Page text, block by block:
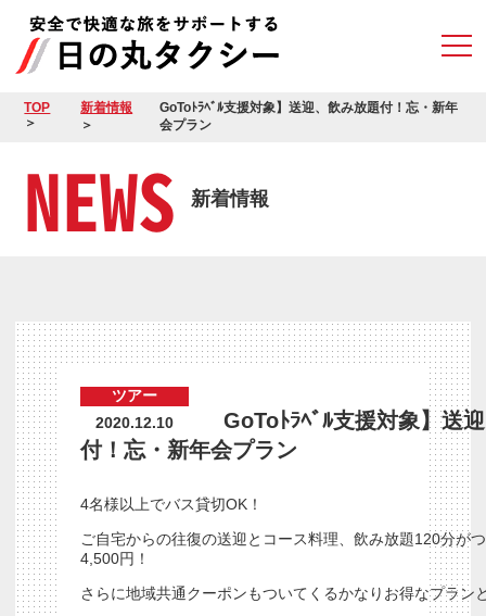
TOP 新着情報
GoToﾄﾗﾍﾞﾙ支援対象】送迎、飲み放題付！忘・新年
会プラン
NEWS 新着情報
ツアー
2020.12.10
GoToﾄﾗﾍﾞﾙ支援対象】送
付！忘・新年会プラン
4名様以上でバス貸切OK！
ご自宅からの往復の送迎とコース料理、飲み放題120分が
4,500円！
さらに地域共通クーポンもついてくるかなりお得なプラン